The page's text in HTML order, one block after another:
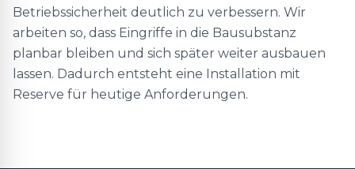
Betriebssicherheit deutlich zu verbessern. Wir
arbeiten so, dass Eingriffe in die Bausubstanz
planbar bleiben und sich später weiter ausbauen
lassen. Dadurch entsteht eine Installation mit
Reserve für heutige Anforderungen.